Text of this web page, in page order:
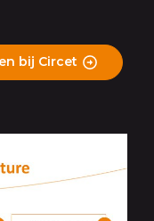
bij Circet